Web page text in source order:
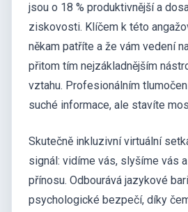
jsou o 18 % produktivnější a
ziskovosti. Klíčem k této
někam patříte a že vám vedení
přitom tím nejzákladnějším
vztahu. Profesionálním
suché informace, ale stavíte
Skutečně inkluzivní virtuální
signál: vidíme vás, slyšíme vás
přínosu. Odbourává jazykové
psychologické bezpečí, díky